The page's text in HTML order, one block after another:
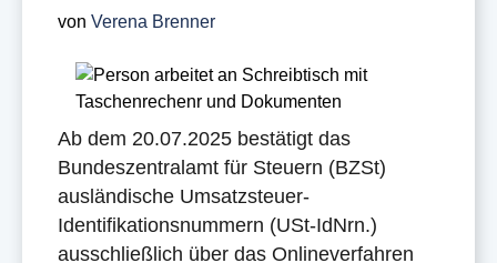
von Verena Brenner
Ab dem 20.07.2025 bestätigt das
Bundeszentralamt für Steuern (BZSt)
ausländische Umsatzsteuer-
Identifikationsnummern (USt-IdNrn.)
ausschließlich über das Onlineverfahren